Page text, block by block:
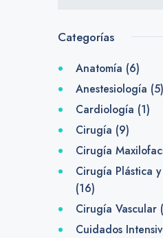
Categorías
Anatomía (6)
Anestesiología (5)
Cardiología (1)
Cirugía (9)
Cirugía
Cirugía Plástica
(16)
Cirugía Vascular
Cuidados